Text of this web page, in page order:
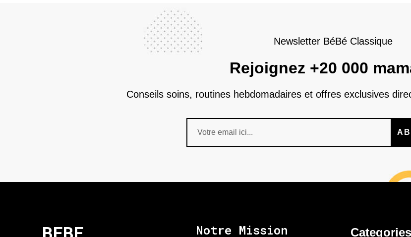
Newsletter BéBé Classique
Rejoignez +20 000
Conseils soins, routines hebdomadaires et offres exclusives
BEBE Notre Mission Categories